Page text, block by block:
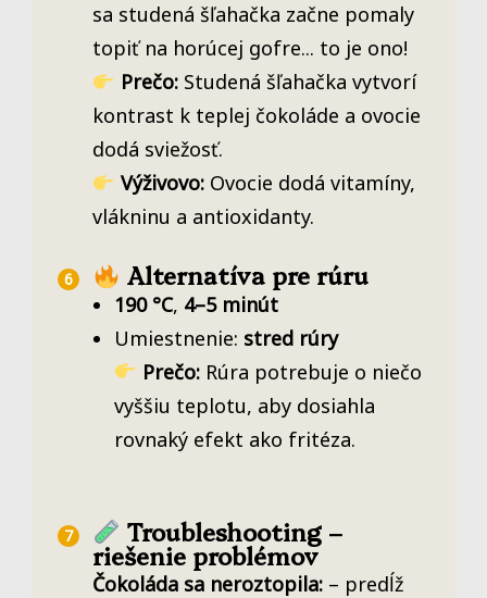
sa studená šľahačka začne pomaly
topiť na horúcej gofre... to je ono!
Prečo:Studená šľahačka vytvorí
kontrast k teplej čokoláde a ovocie
dodá sviežosť.
Výživovo:Ovocie dodá vitamíny,
vlákninu a antioxidanty.
Alternatíva pre rúru
190 °C, 4–5 minút
Umiestnenie: stred rúry
Prečo:Rúra potrebuje o niečo
vyššiu teplotu, aby dosiahla
rovnaký efekt ako fritéza.
Troubleshooting –
riešenie problémov
Čokoláda sa neroztopila: – predĺž